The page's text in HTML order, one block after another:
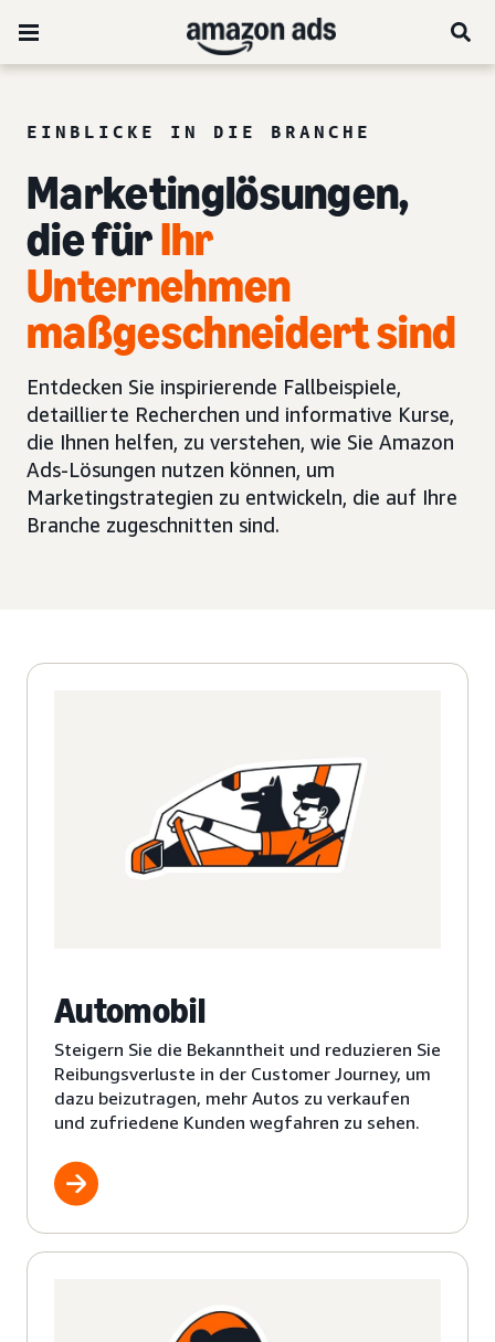
EINBLICKE IN DIE BRANCHE
Marketinglösungen,
die fürIhr
Unternehmen
maßgeschneidert sind
Entdecken Sie inspirierende Fallbeispiele,
detaillierte Recherchen und informative Kurse,
die Ihnen helfen, zu verstehen, wie Sie Amazon
Ads-Lösungen nutzen können, um
Marketingstrategien zu entwickeln, die auf Ihre
Branche zugeschnitten sind.
Automobil
Steigern Sie die Bekanntheit und reduzieren Sie
Reibungsverluste in der Customer Journey, um
dazu beizutragen, mehr Autos zu verkaufen
und zufriedene Kunden wegfahren zu sehen.